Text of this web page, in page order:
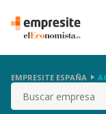
EMPRESITE ESPAÑA
Buscar